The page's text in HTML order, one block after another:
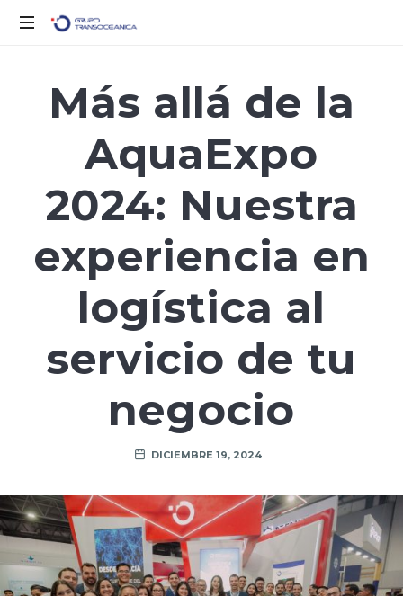
para
un
Más allá de la
AquaExpo
2024: Nuestra
experiencia en
logística al
servicio de tu
negocio
DICIEMBRE 19, 2024